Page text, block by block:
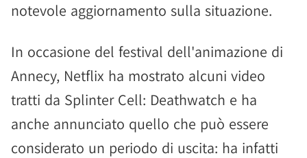
notevole aggiornamento sulla situazione.
In occasione del festival dell'animazione di
Annecy, Netflix ha mostrato alcuni video
tratti da Splinter Cell: Deathwatch e ha
anche annunciato quello che può essere
considerato un periodo di uscita: ha infatti